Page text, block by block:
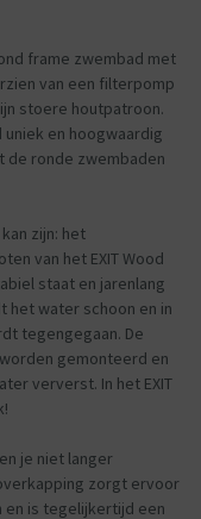
frame zwembad met
van een filterpomp
stoere houtpatroon.
en hoogwaardig
de ronde zwembaden
zijn: het
van het EXIT Wood
staat en jarenlang
het water schoon en in
tegengegaan. De
gemonteerd en
ververst. In het EXIT
je niet langer
zorgt ervoor
en is tegelijkertijd een